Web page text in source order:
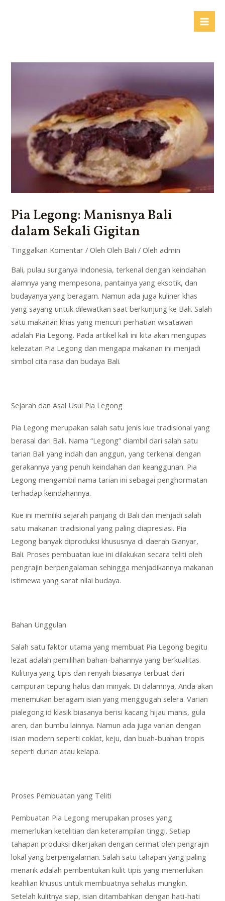
Pia Legong: Manisnya Bali
dalam Sekali Gigitan
Tinggalkan Komentar /Oleh Oleh Bali / Olehadmin
Bali, pulau surganya Indonesia, terkenal dengan keindahan
alamnya yang mempesona, pantainya yang eksotik, dan
budayanya yang beragam. Namun ada juga kuliner khas
yang sayang untuk dilewatkan saat berkunjung ke Bali. Salah
satu makanan khas yang mencuri perhatian wisatawan
adalah Pia Legong. Pada artikel kali ini kita akan mengupas
kelezatan Pia Legong dan mengapa makanan ini menjadi
simbol cita rasa dan budaya Bali.
Sejarah dan Asal Usul Pia Legong
Pia Legong merupakan salah satu jenis kue tradisional yang
berasal dari Bali. Nama “Legong” diambil dari salah satu
tarian Bali yang indah dan anggun, yang terkenal dengan
gerakannya yang penuh keindahan dan keanggunan. Pia
Legong mengambil nama tarian ini sebagai penghormatan
terhadap keindahannya.
Kue ini memiliki sejarah panjang di Bali dan menjadi salah
satu makanan tradisional yang paling diapresiasi. Pia
Legong banyak diproduksi khususnya di daerah Gianyar,
Bali. Proses pembuatan kue ini dilakukan secara teliti oleh
pengrajin berpengalaman sehingga menjadikannya makanan
istimewa yang sarat nilai budaya.
Bahan Unggulan
Salah satu faktor utama yang membuat Pia Legong begitu
lezat adalah pemilihan bahan-bahannya yang berkualitas.
Kulitnya yang tipis dan renyah biasanya terbuat dari
campuran tepung halus dan minyak. Di dalamnya, Anda akan
menemukan beragam isian yang menggugah selera. Varian
pialegong.id klasik biasanya berisi kacang hijau manis, gula
aren, dan bumbu lainnya. Namun ada juga varian dengan
isian modern seperti coklat, keju, dan buah-buahan tropis
seperti durian atau kelapa.
Proses Pembuatan yang Teliti
Pembuatan Pia Legong merupakan proses yang
memerlukan ketelitian dan keterampilan tinggi. Setiap
tahapan produksi dikerjakan dengan cermat oleh pengrajin
lokal yang berpengalaman. Salah satu tahapan yang paling
menarik adalah pembentukan kulit tipis yang memerlukan
keahlian khusus untuk membuatnya sehalus mungkin.
Setelah kulitnya siap, isian ditambahkan dengan hati-hati